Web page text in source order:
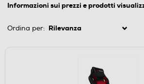
Informazioni sui prezzi e prodotti
Ordina per: